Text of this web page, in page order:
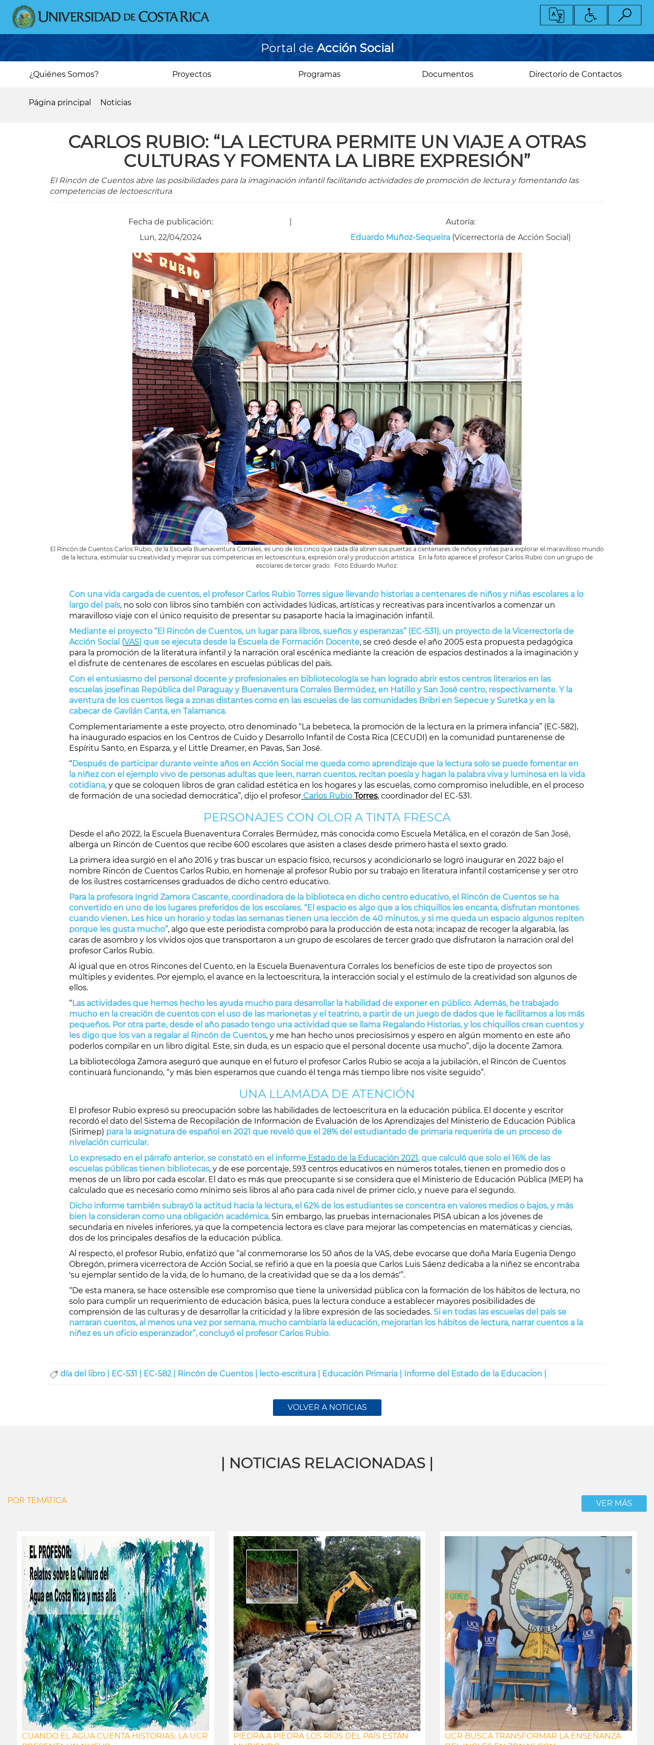
Pasar
contenido
principal
Portal de Acción Social
Main¿Quiénes Somos? Proyectos Programas Documentos Directorio de Contactos
enlaces
Página principal Noticias
CARLOS RUBIO: “LA LECTURA PERMITE UN VIAJE A OTRAS
CULTURAS Y FOMENTA LA LIBRE EXPRESIÓN”
El Rincón de Cuentos abre las posibilidades para la imaginación infantil facilitando actividades de promoción de lectura y fomentando las
competencias de lectoescritura
Fecha de publicación:
Lun, 22/04/2024
Autoría:
Eduardo Muñoz-Sequeira (Vicerrectoría de Acción Social)
El Rincón de Cuentos Carlos Rubio, de la Escuela Buenaventura Corrales, es uno de los cinco que cada día abren sus puertas a centenares de niños y niñas para explorar el maravilloso mundo
de la lectura, estimular su creatividad y mejorar sus competencias en lectoescritura, expresión oral y producción artística. En la foto aparece el profesor Carlos Rubio con un grupo de
escolares de tercer grado. Foto Eduardo Muñoz.
Con una vida cargada de cuentos, el profesor Carlos Rubio Torres sigue llevando historias a centenares de niños y niñas escolares a lo
largo del país, no solo con libros sino también con actividades lúdicas, artísticas y recreativas para incentivarlos a comenzar un
maravilloso viaje con el único requisito de presentar su pasaporte hacia la imaginación infantil.
Mediante el proyecto “El Rincón de Cuentos, un lugar para libros, sueños y esperanzas” (EC-531), un proyecto de la Vicerrectoría de
Acción Social (VAS) que se ejecuta desde la Escuela de Formación Docente, se creó desde el año 2005 esta propuesta pedagógica
para la promoción de la literatura infantil y la narración oral escénica mediante la creación de espacios destinados a la imaginación y
el disfrute de centenares de escolares en escuelas públicas del país.
Con el entusiasmo del personal docente y profesionales en bibliotecología se han logrado abrir estos centros literarios en las
escuelas josefinas República del Paraguay y Buenaventura Corrales Bermúdez, en Hatillo y San José centro, respectivamente. Y la
aventura de los cuentos llega a zonas distantes como en las escuelas de las comunidades Bribri en Sepecue y Suretka y en la
cabecar de Gavilán Canta, en Talamanca.
Complementariamente a este proyecto, otro denominado “La bebeteca, la promoción de la lectura en la primera infancia” (EC-582),
ha inaugurado espacios en los Centros de Cuido y Desarrollo Infantil de Costa Rica (CECUDI) en la comunidad puntarenense de
Espíritu Santo, en Esparza, y el Little Dreamer, en Pavas, San José.
“Después de participar durante veinte años en Acción Social me queda como aprendizaje que la lectura solo se puede fomentar en
la niñez con el ejemplo vivo de personas adultas que leen, narran cuentos, recitan poesía y hagan la palabra viva y luminosa en la vida
cotidiana, y que se coloquen libros de gran calidad estética en los hogares y las escuelas, como compromiso ineludible, en el proceso
de formación de una sociedad democrática”, dijo el profesor Carlos Rubio Torres, coordinador del EC-531.
PERSONAJES CON OLOR A TINTA FRESCA
Desde el año 2022, la Escuela Buenaventura Corrales Bermúdez, más conocida como Escuela Metálica, en el corazón de San José,
alberga un Rincón de Cuentos que recibe 600 escolares que asisten a clases desde primero hasta el sexto grado.
La primera idea surgió en el año 2016 y tras buscar un espacio físico, recursos y acondicionarlo se logró inaugurar en 2022 bajo el
nombre Rincón de Cuentos Carlos Rubio, en homenaje al profesor Rubio por su trabajo en literatura infantil costarricense y ser otro
de los ilustres costarricenses graduados de dicho centro educativo.
Para la profesora Ingrid Zamora Cascante, coordinadora de la biblioteca en dicho centro educativo, el Rincón de Cuentos se ha
convertido en uno de los lugares preferidos de los escolares. “El espacio es algo que a los chiquillos les encanta, disfrutan montones
cuando vienen. Les hice un horario y todas las semanas tienen una lección de 40 minutos, y si me queda un espacio algunos repiten
porque les gusta mucho”, algo que este periodista comprobó para la producción de esta nota; incapaz de recoger la algarabía, las
caras de asombro y los vívidos ojos que transportaron a un grupo de escolares de tercer grado que disfrutaron la narración oral del
profesor Carlos Rubio.
Al igual que en otros Rincones del Cuento, en la Escuela Buenaventura Corrales los beneficios de este tipo de proyectos son
múltiples y evidentes. Por ejemplo, el avance en la lectoescritura, la interacción social y el estímulo de la creatividad son algunos de
ellos.
“Las actividades que hemos hecho les ayuda mucho para desarrollar la habilidad de exponer en público. Además, he trabajado
mucho en la creación de cuentos con el uso de las marionetas y el teatrino, a partir de un juego de dados que le facilitamos a los más
pequeños. Por otra parte, desde el año pasado tengo una actividad que se llama Regalando Historias, y los chiquillos crean cuentos y
les digo que los van a regalar al Rincón de Cuentos, y me han hecho unos preciosísimos y espero en algún momento en este año
poderlos compilar en un libro digital. Este, sin duda, es un espacio que el personal docente usa mucho”, dijo la docente Zamora.
La bibliotecóloga Zamora aseguró que aunque en el futuro el profesor Carlos Rubio se acoja a la jubilación, el Rincón de Cuentos
continuará funcionando, “y más bien esperamos que cuando él tenga más tiempo libre nos visite seguido”.
UNA LLAMADA DE ATENCIÓN
El profesor Rubio expresó su preocupación sobre las habilidades de lectoescritura en la educación pública. El docente y escritor
recordó el dato del Sistema de Recopilación de Información de Evaluación de los Aprendizajes del Ministerio de Educación Pública
(Sirimep) para la asignatura de español en 2021 que reveló que el 28% del estudiantado de primaria requeriría de un proceso de
nivelación curricular.
Lo expresado en el párrafo anterior, se constató en el informe Estado de la Educación 2021, que calculó que solo el 16% de las
escuelas públicas tienen bibliotecas, y de ese porcentaje, 593 centros educativos en números totales, tienen en promedio dos o
menos de un libro por cada escolar. El dato es más que preocupante si se considera que el Ministerio de Educación Pública (MEP) ha
calculado que es necesario como mínimo seis libros al año para cada nivel de primer ciclo, y nueve para el segundo.
Dicho informe también subrayó la actitud hacia la lectura, el 62% de los estudiantes se concentra en valores medios o bajos, y más
bien la consideran como una obligación académica. Sin embargo, las pruebas internacionales PISA ubican a los jóvenes de
secundaria en niveles inferiores, ya que la competencia lectora es clave para mejorar las competencias en matemáticas y ciencias,
dos de los principales desafíos de la educación pública.
Al respecto, el profesor Rubio, enfatizó que “al conmemorarse los 50 años de la VAS, debe evocarse que doña María Eugenia Dengo
Obregón, primera vicerrectora de Acción Social, se refirió a que en la poesía que Carlos Luis Sáenz dedicaba a la niñez se encontraba
'su ejemplar sentido de la vida, de lo humano, de la creatividad que se da a los demás'”.
“De esta manera, se hace ostensible ese compromiso que tiene la universidad pública con la formación de los hábitos de lectura, no
solo para cumplir un requerimiento de educación básica, pues la lectura conduce a establecer mayores posibilidades de
comprensión de las culturas y de desarrollar la criticidad y la libre expresión de las sociedades. Si en todas las escuelas del país se
narraran cuentos, al menos una vez por semana, mucho cambiaría la educación, mejorarían los hábitos de lectura, narrar cuentos a la
niñez es un oficio esperanzador”, concluyó el profesor Carlos Rubio.
día del libro | EC-531 | EC-582 | Rincón de Cuentos | lecto-escritura | Educación Primaria | Informe del Estado de la Educacion |
VOLVER A NOTICIAS
| NOTICIAS RELACIONADAS |
POR TEMÁTICA VER MÁS
CUANDO EL AGUA CUENTA HISTORIAS: LA UCR
PIEDRA A PIEDRA LOS RÍOS DEL PAÍS ESTÁN
UCR BUSCA TRANSFORMAR LA ENSEÑANZA